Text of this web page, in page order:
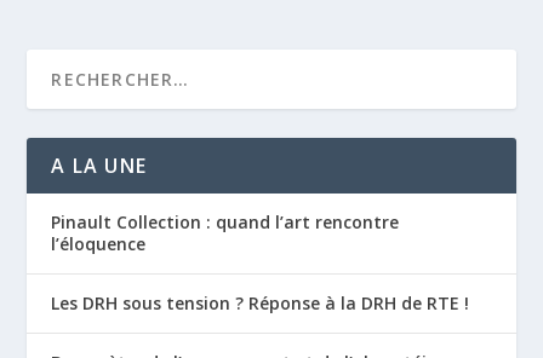
A LA UNE
Pinault Collection : quand l’art rencontre
l’éloquence
Les DRH sous tension ? Réponse à la DRH de RTE !